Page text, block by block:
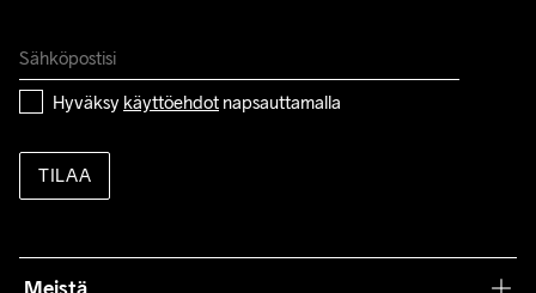
Hyväksy käyttöehdot napsauttamalla
TILAA